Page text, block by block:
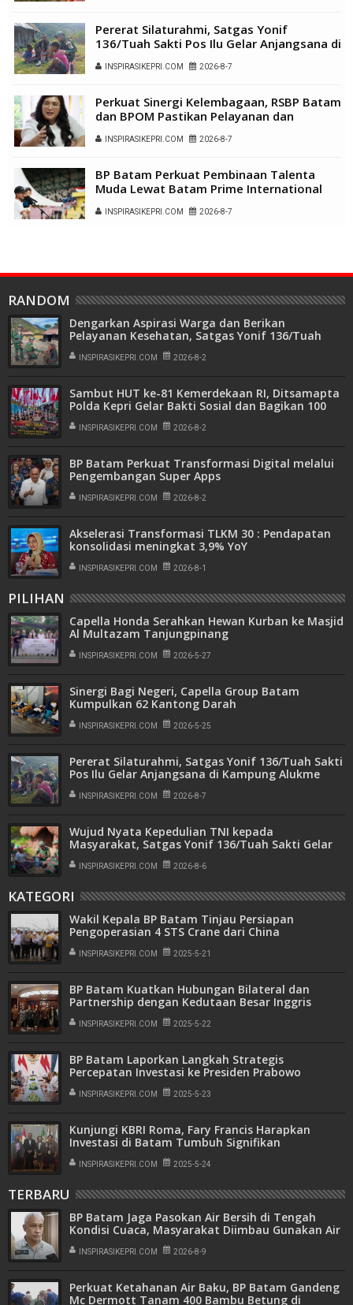
Pererat Silaturahmi, Satgas Yonif
136/Tuah Sakti Pos Ilu Gelar Anjangsana di
Kampung Alukme
INSPIRASIKEPRI.COM 2026-8-7
Perkuat Sinergi Kelembagaan, RSBP Batam
dan BPOM Pastikan Pelayanan dan
Ketersediaan Obat Aman
INSPIRASIKEPRI.COM 2026-8-7
BP Batam Perkuat Pembinaan Talenta
Muda Lewat Batam Prime International
Grassroot Football Festival 2026
INSPIRASIKEPRI.COM 2026-8-7
RANDOM
Dengarkan Aspirasi Warga dan Berikan
Pelayanan Kesehatan, Satgas Yonif 136/Tuah
Sakti Gelar Patroli Simpatik di Kampung Wineri
INSPIRASIKEPRI.COM 2026-8-2
Sambut HUT ke-81 Kemerdekaan RI, Ditsamapta
Polda Kepri Gelar Bakti Sosial dan Bagikan 100
Bendera Merah Putih
INSPIRASIKEPRI.COM 2026-8-2
BP Batam Perkuat Transformasi Digital melalui
Pengembangan Super Apps
INSPIRASIKEPRI.COM 2026-8-2
Akselerasi Transformasi TLKM 30 : Pendapatan
konsolidasi meningkat 3,9% YoY
INSPIRASIKEPRI.COM 2026-8-1
PILIHAN
Capella Honda Serahkan Hewan Kurban ke Masjid
Al Multazam Tanjungpinang
INSPIRASIKEPRI.COM 2026-5-27
Sinergi Bagi Negeri, Capella Group Batam
Kumpulkan 62 Kantong Darah
INSPIRASIKEPRI.COM 2026-5-25
Pererat Silaturahmi, Satgas Yonif 136/Tuah Sakti
Pos Ilu Gelar Anjangsana di Kampung Alukme
INSPIRASIKEPRI.COM 2026-8-7
Wujud Nyata Kepedulian TNI kepada
Masyarakat, Satgas Yonif 136/Tuah Sakti Gelar
Pengobatan Keliling di Kampung Kalome
INSPIRASIKEPRI.COM 2026-8-6
KATEGORI
Wakil Kepala BP Batam Tinjau Persiapan
Pengoperasian 4 STS Crane dari China
INSPIRASIKEPRI.COM 2025-5-21
BP Batam Kuatkan Hubungan Bilateral dan
Partnership dengan Kedutaan Besar Inggris
INSPIRASIKEPRI.COM 2025-5-22
BP Batam Laporkan Langkah Strategis
Percepatan Investasi ke Presiden Prabowo
INSPIRASIKEPRI.COM 2025-5-23
Kunjungi KBRI Roma, Fary Francis Harapkan
Investasi di Batam Tumbuh Signifikan
INSPIRASIKEPRI.COM 2025-5-24
TERBARU
BP Batam Jaga Pasokan Air Bersih di Tengah
Kondisi Cuaca, Masyarakat Diimbau Gunakan Air
Secara Bijak
INSPIRASIKEPRI.COM 2026-8-9
Perkuat Ketahanan Air Baku, BP Batam Gandeng
Mc Dermott Tanam 400 Bambu Betung di